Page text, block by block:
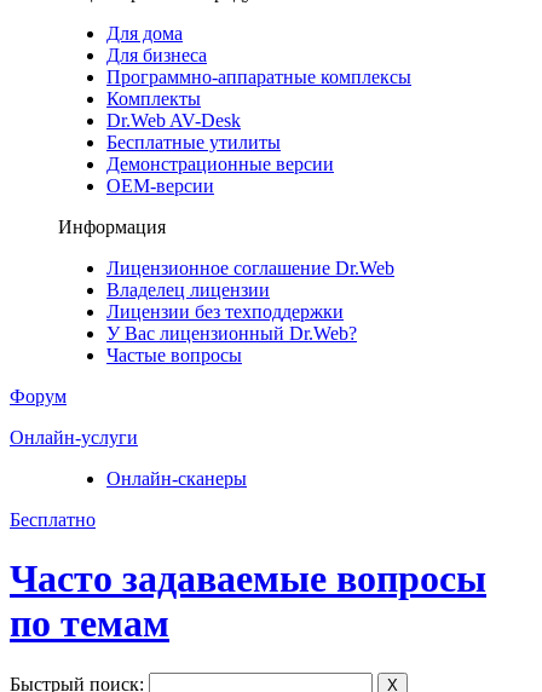
Для дома
Для бизнеса
Программно-аппаратные комплексы
Комплекты
Dr.Web AV-Desk
Бесплатные утилиты
Демонстрационные версии
ОЕМ-версии
Информация
Лицензионное соглашение Dr.Web
Владелец лицензии
Лицензии без техподдержки
У Вас лицензионный Dr.Web?
Частые вопросы
Форум
Онлайн-услуги
Онлайн-сканеры
Бесплатно
Часто задаваемые вопросы
по темам
Быстрый поиск: X